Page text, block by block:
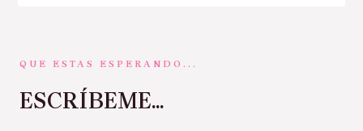
QUE ESTAS ESPERANDO...
ESCRÍBEME...